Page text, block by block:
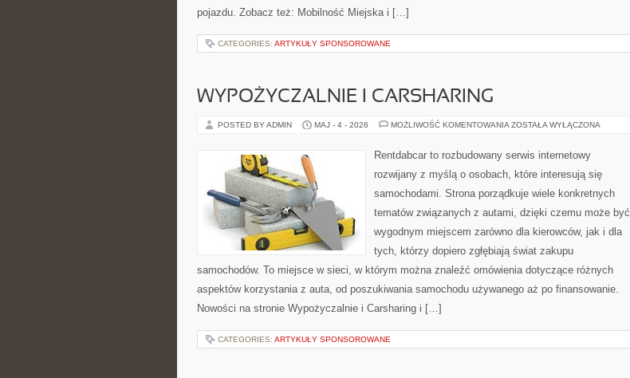
pojazdu. Zobacz też: Mobilność Miejska i […]
CATEGORIES: ARTYKUŁY SPONSOROWANE
WYPOŻYCZALNIE I CARSHARING
POSTED BY ADMIN MAJ - 4 - 2026 MOŻLIWOŚĆ KOMENTOWANIA WYPOŻYCZALNIE
ZOSTAŁA WYŁĄCZONA
Rentdabcar to rozbudowany serwis internetowy
rozwijany z myślą o osobach, które interesują się
samochodami. Strona porządkuje wiele konkretnych
tematów związanych z autami, dzięki czemu może być
wygodnym miejscem zarówno dla kierowców, jak i dla
tych, którzy dopiero zgłębiają świat zakupu
samochodów. To miejsce w sieci, w którym można znaleźć omówienia dotyczące różnych
aspektów korzystania z auta, od poszukiwania samochodu używanego aż po finansowanie.
Nowości na stronie Wypożyczalnie i Carsharing i […]
CATEGORIES: ARTYKUŁY SPONSOROWANE